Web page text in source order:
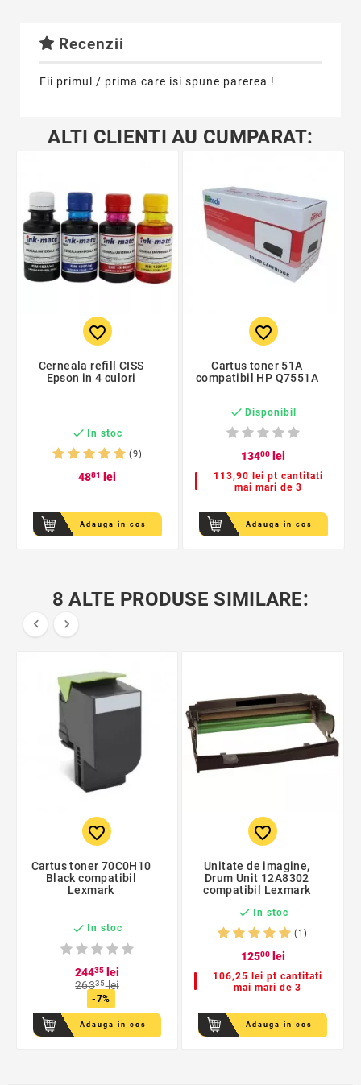
Recenzii
Fii primul / prima care isi spune parerea !
ALTI CLIENTI AU CUMPARAT:
favorite_border
Cerneala refill CISS
Epson in 4 culori
 In stoc
(9)
4881 lei
Adauga in cos
favorite_border
Cartus toner 51A
compatibil HP Q7551A
 Disponibil
13400 lei
113,90 lei pt cantitati
mai mari de 3
Adauga in cos
8 ALTE PRODUSE SIMILARE:
 
favorite_border
Cartus toner 70C0H10
Black compatibil
Lexmark
 In stoc
24435lei
26335lei
-7%
Adauga in cos
favorite_border
Unitate de imagine,
Drum Unit 12A8302
compatibil Lexmark
 In stoc
(1)
12500lei
106,25 lei pt cantitati
mai mari de 3
Adauga in cos